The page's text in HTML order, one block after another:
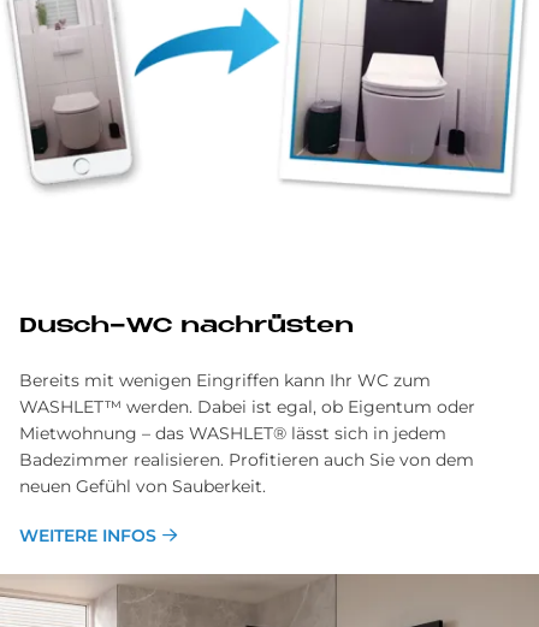
Dusch-WC nachrüsten
Bereits mit wenigen Eingriffen kann Ihr WC zum
WASHLET™ werden. Dabei ist egal, ob Eigentum oder
Mietwohnung – das WASHLET® lässt sich in jedem
Badezimmer realisieren. Profitieren auch Sie von dem
neuen Gefühl von Sauberkeit.
WEITERE INFOS